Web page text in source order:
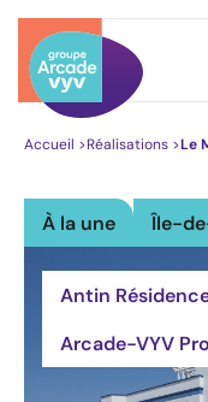
Qui sommes-
Notre
Nos
Accueil >Réalisations >Le
À la une Île-
Antin
Arcade-VYV